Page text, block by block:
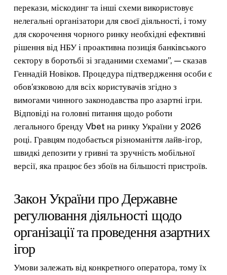
перекази, міскодинг та інші схеми використовує
нелегальні організатори для своєї діяльності, і тому
для скорочення чорного ринку необхідні ефективні
рішення від НБУ і проактивна позиція банківського
сектору в боротьбі зі згаданими схемами”, — сказав
Геннадій Новіков. Процедура підтвердження особи є
обов’язковою для всіх користувачів згідно з
вимогами чинного законодавства про азартні ігри.
Відповіді на головні питання щодо роботи
легального бренду Vbet на ринку України у 2026
році. Гравцям подобається різноманіття лайв-ігор,
швидкі депозити у гривні та зручність мобільної
версії, яка працює без збоїв на більшості пристроїв.
Закон України про Державне
регулювання діяльності щодо
організації та проведення азартних
ігор
Умови залежать від конкретного оператора, тому їх